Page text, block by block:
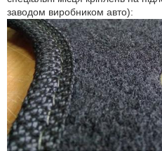
заводом виробником авто):